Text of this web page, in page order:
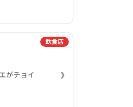
飲食店
がチョイ
›